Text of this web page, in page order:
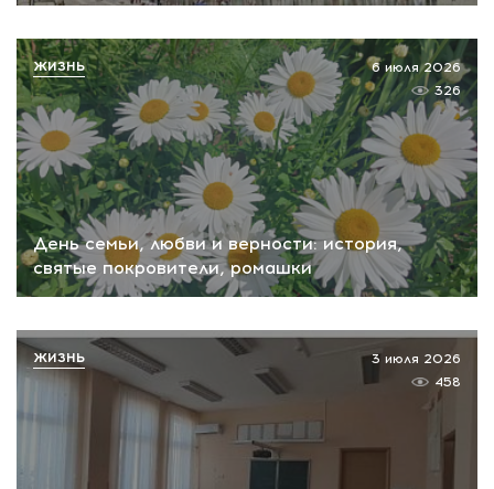
День семьи, любви и верности: история,
святые покровители, ромашки
6 июля 2026
326
ЖИЗНЬ
3 июля 2026
458
ЖИЗНЬ